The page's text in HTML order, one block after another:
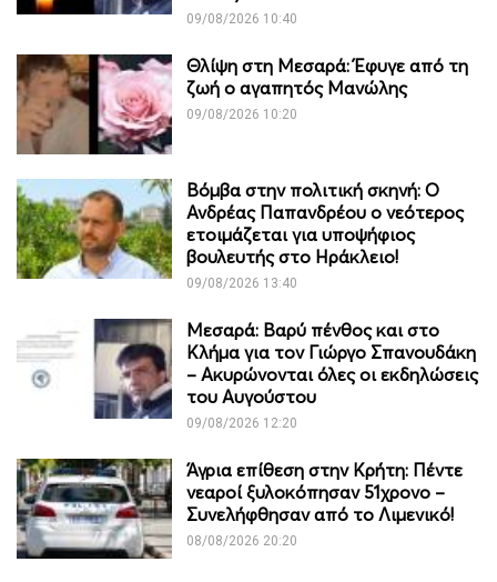
09/08/2026 10:40
Θλίψη στη Μεσαρά: Έφυγε από τη
ζωή ο αγαπητός Μανώλης
09/08/2026 10:20
Βόμβα στην πολιτική σκηνή: Ο
Ανδρέας Παπανδρέου ο νεότερος
ετοιμάζεται για υποψήφιος
βουλευτής στο Ηράκλειο!
09/08/2026 13:40
Μεσαρά: Βαρύ πένθος και στο
Κλήμα για τον Γιώργο Σπανουδάκη
– Ακυρώνονται όλες οι εκδηλώσεις
του Αυγούστου
09/08/2026 12:20
Άγρια επίθεση στην Κρήτη: Πέντε
νεαροί ξυλοκόπησαν 51χρονο –
Συνελήφθησαν από το Λιμενικό!
08/08/2026 20:20